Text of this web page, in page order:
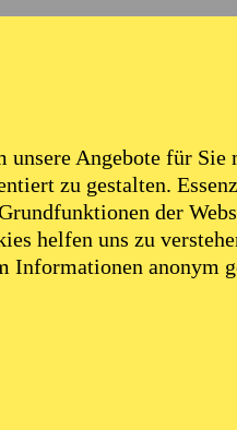
unsere Angebote für Sie
zu gestalten.
der
helfen uns zu
Informationen anonym